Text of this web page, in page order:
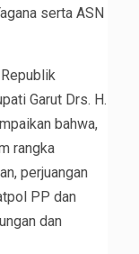
serta ASN
Garut Drs. H.
bahwa,
rangka
perjuangan
PP dan
dan